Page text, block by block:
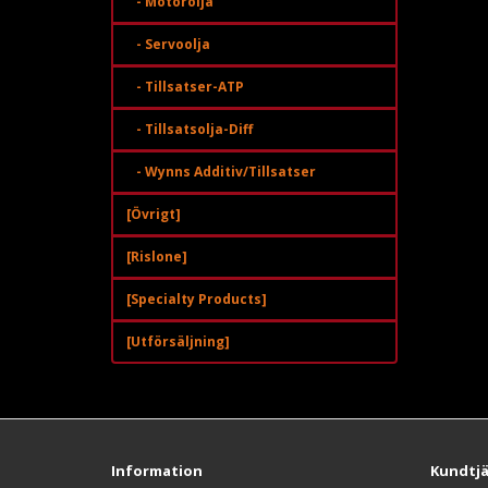
- Servoolja
- Tillsatser-ATP
- Tillsatsolja-Diff
- Wynns Additiv/Tillsatser
[Övrigt]
[Rislone]
[Specialty Products]
[Utförsäljning]
Information